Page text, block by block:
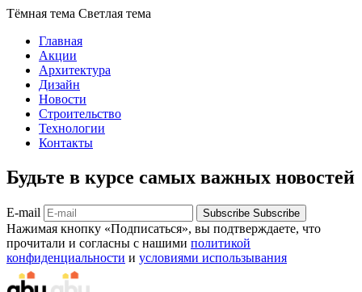
Тёмная тема Светлая тема
Главная
Акции
Архитектура
Дизайн
Новости
Строительство
Технологии
Контакты
Будьте в курсе самых важных новостей
E-mail Subscribe Subscribe
Нажимая кнопку «Подписаться», вы подтверждаете, что
прочитали и согласны с нашими политикой
конфиденциальности и условиями использывания